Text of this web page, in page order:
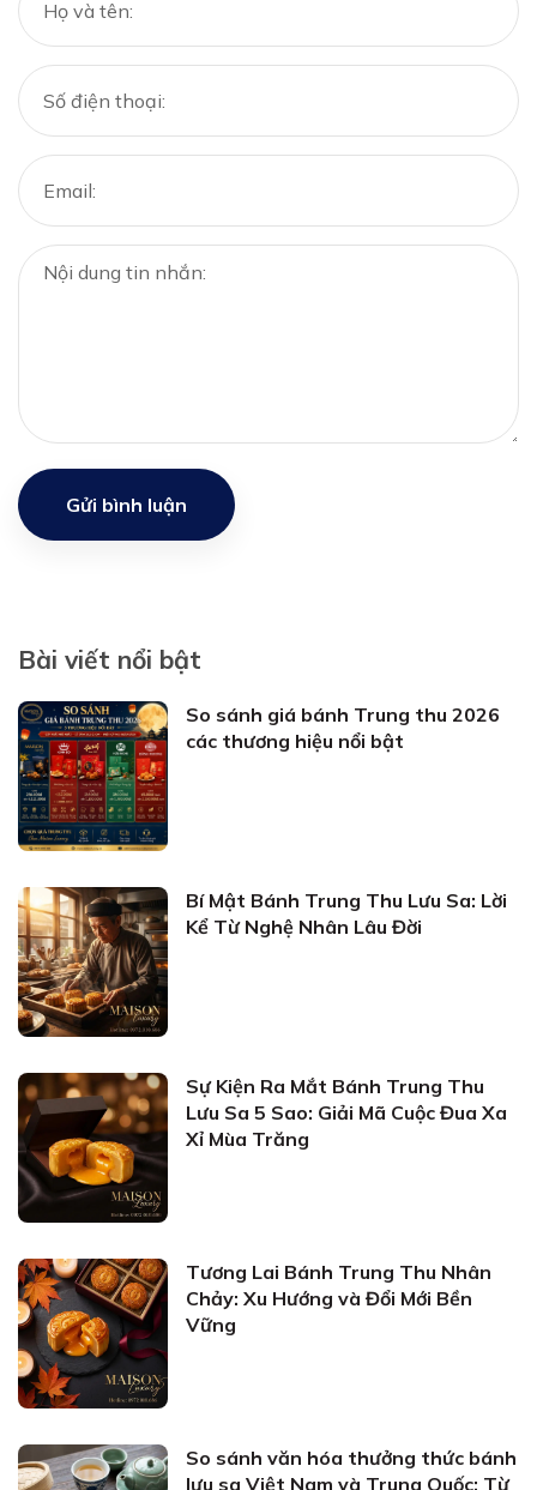
Gửi bình luận
Bài viết nổi bật
So sánh giá bánh Trung thu 2026
các thương hiệu nổi bật
Bí Mật Bánh Trung Thu Lưu Sa: Lời
Kể Từ Nghệ Nhân Lâu Đời
Sự Kiện Ra Mắt Bánh Trung Thu
Lưu Sa 5 Sao: Giải Mã Cuộc Đua Xa
Xỉ Mùa Trăng
Tương Lai Bánh Trung Thu Nhân
Chảy: Xu Hướng và Đổi Mới Bền
Vững
So sánh văn hóa thưởng thức bánh
lưu sa Việt Nam và Trung Quốc: Từ